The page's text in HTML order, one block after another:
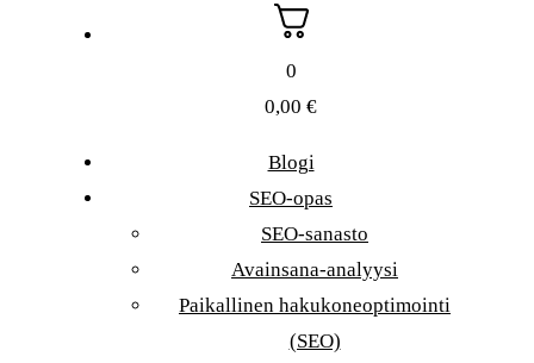
0
0,00 €
Blogi
SEO-opas
SEO-sanasto
Avainsana-analyysi
Paikallinen hakukoneoptimointi
(SEO)